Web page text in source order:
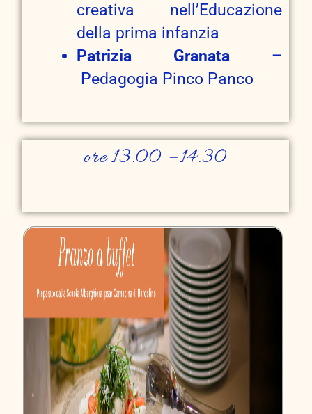
creativa nell’Educazione
della prima infanzia
Patrizia Granata –
Pedagogia Pinco Panco
ore 13.00 – 14.30